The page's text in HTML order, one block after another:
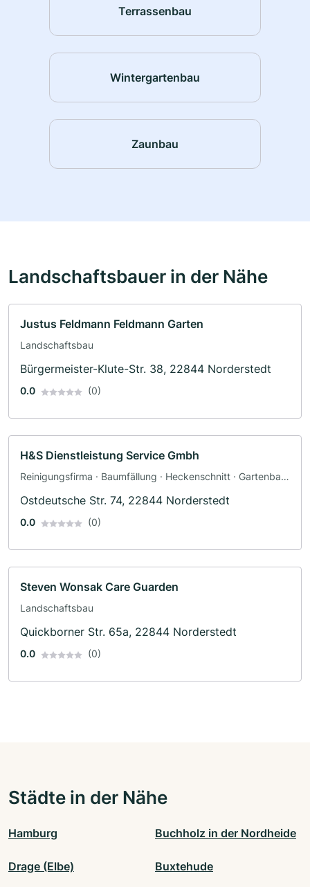
Terrassenbau
Wintergartenbau
Zaunbau
Landschaftsbauer in der Nähe
Justus Feldmann Feldmann Garten
Landschaftsbau
Bürgermeister-Klute-Str. 38, 22844 Norderstedt
0.0 (0)
H&S Dienstleistung Service Gmbh
Reinigungsfirma · Baumfällung · Heckenschnitt · Gartenbau
Baumpflege
Ostdeutsche Str. 74, 22844 Norderstedt
0.0 (0)
Steven Wonsak Care Guarden
Landschaftsbau
Quickborner Str. 65a, 22844 Norderstedt
0.0 (0)
Städte in der Nähe
Hamburg Buchholz in der Nordheide
Drage (Elbe) Buxtehude